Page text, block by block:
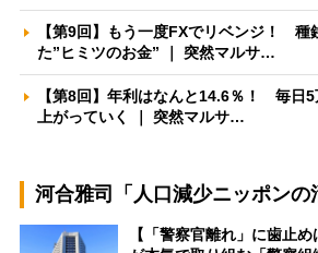
【第9回】もう一度FXでリベンジ！ 種
た”ヒミツのお金” ｜ 突然マルサ…
【第8回】年利はなんと14.6％！ 毎日
上がっていく ｜ 突然マルサ…
河合雅司「人口減少ニッポンの
【「警察官離れ」に歯止